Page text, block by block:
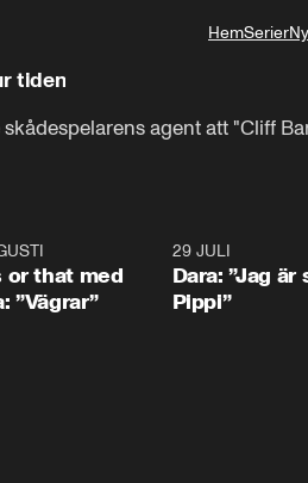
HemSerier
tiden
agent att "Cliff
or that med
”Vägrar”
29 JULI
Dara: ”Jag är
Pippi”